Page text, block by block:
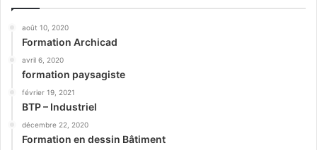
août 10, 2020
Formation Archicad
avril 6, 2020
formation paysagiste
février 19, 2021
BTP – Industriel
décembre 22, 2020
Formation en dessin Bâtiment